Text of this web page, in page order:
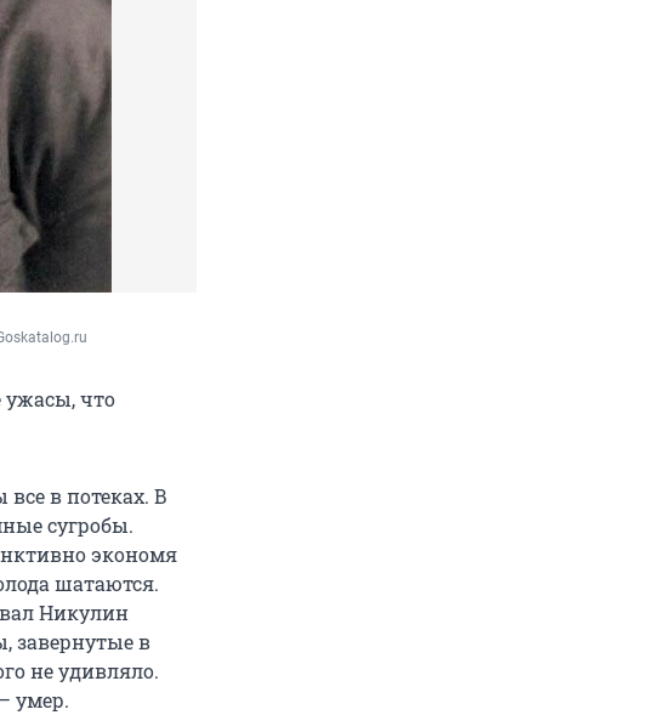
ужасы, что
в потеках. В
сугробы.
экономя
шатаются.
Никулин
завернутые в
не удивляло.
умер.